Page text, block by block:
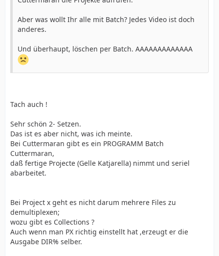
Aber was wollt Ihr alle mit Batch? Jedes Video ist doch
anderes.
Und überhaupt, löschen per Batch. AAAAAAAAAAAAA
Tach auch !
Sehr schön 2- Setzen.
Das ist es aber nicht, was ich meinte.
Bei Cuttermaran gibt es ein PROGRAMM Batch
Cuttermaran,
daß fertige Projecte (Gelle Katjarella) nimmt und seriel
abarbeitet.
Bei Project x geht es nicht darum mehrere Files zu
demultiplexen;
wozu gibt es Collections ?
Auch wenn man PX richtig einstellt hat ,erzeugt er die
Ausgabe DIR% selber.